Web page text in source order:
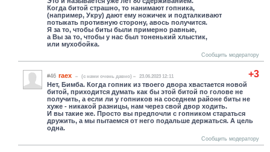
Когда битой страшно, то нанимают гопника,
(например, Укру) дают ему ножичек и подталкивают
потыкать противную сторону, авось получится.
Я за то, чтобы биты были примерно равные,
а Вы за то, чтобы у нас был тоненький хлыстик,
или мухобойка.
Сообщить модератору
+3
#46 raex (c нами очень давно) 23.06.2023 12:11
Нет, Бимба. Когда гопник из твоего двора хвастается новой
битой, приходится думать как бы этой битой по голове не
получить, а если ли у гопников на соседнем районе биты не
хуже - никакой разницы, нам через свой двор ходить.
И вы такие же. Просто вы предпочли с гопником стараться
дружить, а мы пытаемся от него подальше держаться. А цель
одна.
Сообщить модератору